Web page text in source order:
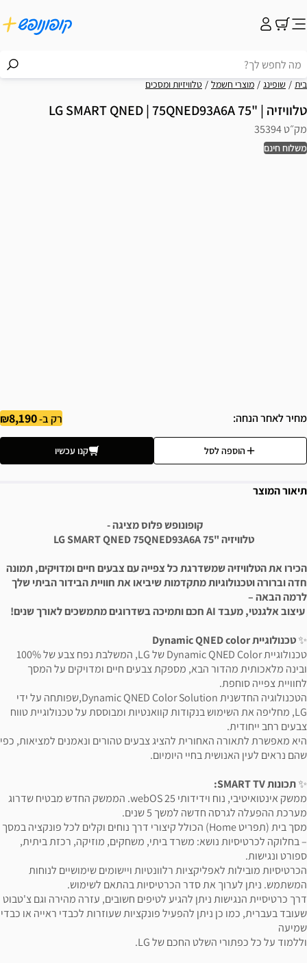
בית שופינג מוצרי חשמל טלוויזיות ומסכים
טלוויזיה | "75 LG SMART QNED | 75QNED93A6A
מק״ט 35394
משלוח חינם
מחיר לאחר הנחה רק ב-8,190
הוספה לסל קנו עכשיו
תיאור המוצר
קופונופש פלוס מציגה -
טלוויזיה "75 LG SMART QNED 75QNED93A6A
הכירו את הטלוויזיה שמשדרגת כל צפייה עם צבעים חיים ומדויקים, תמונה
חדה וברורה וטכנולוגיות מתקדמות שיביאו את חוויית הבידור הביתי שלך
לרמה הבאה –
עיצוב אלגנטי, מעבד AI חכם ותמיכה בשדרוגים מתמשכים לאורך שנים!
✨טכנולוגיית Dynamic QNED color
טכנולוגיית Dynamic QNED Color של LG, המשלבת נפח צבע של 100%
ובינה מלאכותית מהדור הבא, מספקת צבעים חיים ומדויקים על המסך
לחוויית צפייה סוחפת.
הטכנולוגיה החדשנית Dynamic QNED Color Solution,שפותחה על ידי
LG, מחליפה את השימוש בנקודות קוואנטיות ומבוססת על טכנולוגיית טווח
צבעים רחב ייחודית.
היא מאפשרת לתאורה האחורית להציג צבעים טהורים ונאמנים למציאות, כפי
שהם נראים לעין האנושית בחיי היומיום.
✨תכונות SMART TV:
ממשק אינטואיטיבי, נוח וידידותי 25 webOS. הממשק החדש מבטיח שדרוג
מערכת ההפעלה לגרסה חדשה למשך 5 שנים.
מסך בית (תפריט Home) הכולל קיצורי דרך נוחים וקלים לכל פונקציה במסך
– בחלוקה לכרטיסיות נושא: משרד ביתי, משחקים, מוזיקה, רכזת ביתית,
ספורט ונגישות.
הכרטיסיות מובילות לאפליקציות רלוונטיות ויישומים שימושיים לנוחות
המשתמש. ניתן לערוך את סדר הכרטיסיות בהתאם לשימוש.
דרך כרטיסיית הנגישות ניתן להגיע לטיפים חשובים, עזרה מהירה וגם צ'טבוט
שעובד בעברית, כמו כן ניתן להפעיל פונקציות שעוזרות לכבדי ראייה או כבדי
שמיעה
וללמוד על כל כפתורי השלט החכם של LG.